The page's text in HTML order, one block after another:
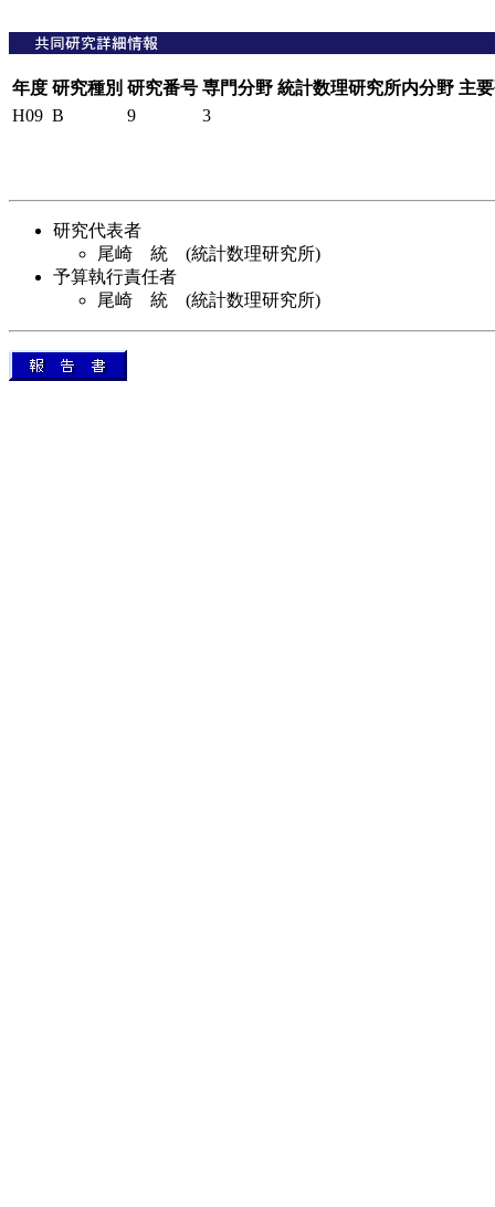
年度 研究種別 研究番号 専門分野 統計数理研究所内分野 主
H09 B 9 3
研究代表者
尾崎 統 (統計数理研究所)
予算執行責任者
尾崎 統 (統計数理研究所)